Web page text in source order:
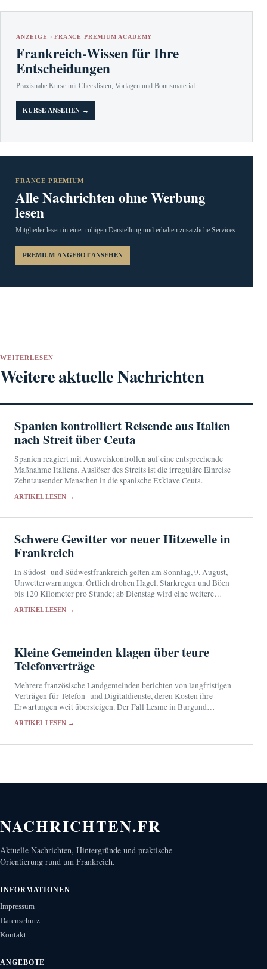
ANZEIGE · FRANCE PREMIUM ACADEMY
Frankreich-Wissen für Ihre
Entscheidungen
Praxisnahe Kurse mit Checklisten, Vorlagen und Bonusmaterial.
KURSE ANSEHEN →
FRANCE PREMIUM
Alle Nachrichten ohne Werbung
lesen
Mitglieder lesen in einer ruhigen Darstellung und erhalten zusätzliche Services.
PREMIUM-ANGEBOT ANSEHEN
WEITERLESEN
Weitere aktuelle Nachrichten
Spanien kontrolliert Reisende aus Italien
nach Streit über Ceuta
Spanien reagiert mit Ausweiskontrollen auf eine entsprechende
Maßnahme Italiens. Auslöser des Streits ist die irreguläre Einreise
Zehntausender Menschen in die spanische Exklave Ceuta.
ARTIKEL LESEN →
Schwere Gewitter vor neuer Hitzewelle in
Frankreich
In Südost- und Südwestfrankreich gelten am Sonntag, 9. August,
Unwetterwarnungen. Örtlich drohen Hagel, Starkregen und Böen
bis 120 Kilometer pro Stunde; ab Dienstag wird eine weitere
ARTIKEL LESEN →
Kleine Gemeinden klagen über teure
Telefonverträge
Mehrere französische Landgemeinden berichten von langfristigen
Verträgen für Telefon- und Digitaldienste, deren Kosten ihre
Erwartungen weit übersteigen. Der Fall Lesme in Burgund
ARTIKEL LESEN →
NACHRICHTEN.FR
Aktuelle Nachrichten, Hintergründe und praktische
Orientierung rund um Frankreich.
INFORMATIONEN
Impressum
Datenschutz
Kontakt
ANGEBOTE